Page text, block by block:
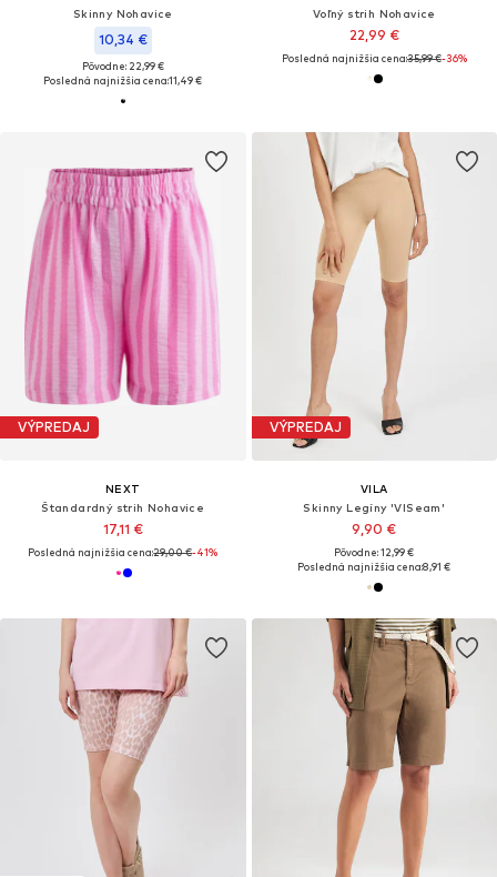
Skinny Nohavice
10,34 €
Pôvodne: 22,99 €
Posledná najnižšia cena:11,49 €
Voľný strih Nohavice
22,99 €
Posledná najnižšia cena:35,99 €-36%
VÝPREDAJ
NEXT
Štandardný strih Nohavice
17,11 €
Posledná najnižšia cena:29,00 €-41%
VÝPREDAJ
VILA
Skinny Legíny 'VISeam'
9,90 €
Pôvodne: 12,99 €
Posledná najnižšia cena:8,91 €